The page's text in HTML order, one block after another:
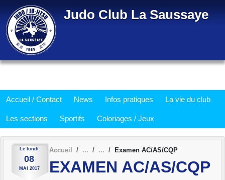
Judo Club La Saussaye
Accueil / Contact News Infos pratiques La vie du club
Les sections Sportifs Coloriages / Jeux
Le lundi
08
MAI 2017
Accueil Examen AC/AS/CQP
EXAMEN AC/AS/CQP
Panneau de gestion des cookies